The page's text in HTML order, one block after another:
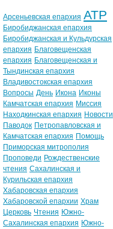
Арсеньевская епархия АТР
Биробиджанская епархия
Биробиджанская и Кульдурская
епархия Благовещенская
епархия Благовещенская и
Тындинская епархия
Владивостокская епархия
Вопросы День Икона Иконы
Камчатская епархия Миссия
Находкинская епархия Новости
Паводок Петропавловская и
Камчатская епархия Помощь
Приморская митрополия
Проповеди Рождественские
чтения Сахалинская и
Курильская епархия
Хабаровская епархия
Хабаровской епархии Храм
Церковь Чтения Южно-
Сахалинская епархия Южно-